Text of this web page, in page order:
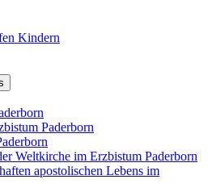
Kindern
Paderborn
Weltkirche im Erzbistum Paderborn
apostolischen Lebens im